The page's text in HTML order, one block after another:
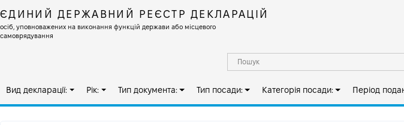
ЄДИНИЙ ДЕРЖАВНИЙ РЕЄСТР ДЕКЛАРАЦІЙ
осіб, уповноважених на виконання функцій держави або місцевого
самоврядування
Вид декларації: Рік: Тип документа: Тип посади: Категорія посади: Період